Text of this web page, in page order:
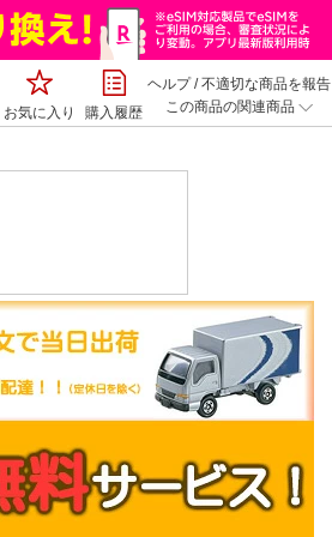
お気に入り 購入履歴
ヘルプ/不適切な商品を報告
この商品の関連商品